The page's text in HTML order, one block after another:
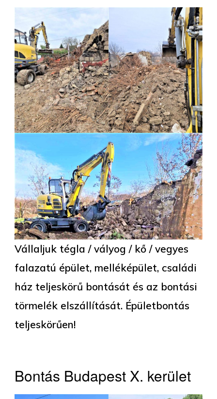
Vállaljuk tégla / vályog / kő / vegyes
falazatú épület, melléképület, családi
ház teljeskörű bontását és az bontási
törmelék elszállítását. Épületbontás
teljeskörűen!
Bontás Budapest X. kerület